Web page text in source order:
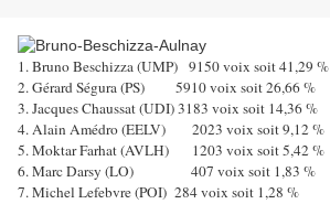
1. Bruno Beschizza (UMP) 9150 voix soit 41,29 %
2. Gérard Ségura (PS) 5910 voix soit 26,66 %
3. Jacques Chaussat (UDI) 3183 voix soit 14,36 %
4. Alain Amédro (EELV) 2023 voix soit 9,12 %
5. Moktar Farhat (AVLH) 1203 voix soit 5,42 %
6. Marc Darsy (LO) 407 voix soit 1,83 %
7. Michel Lefebvre (POI) 284 voix soit 1,28 %